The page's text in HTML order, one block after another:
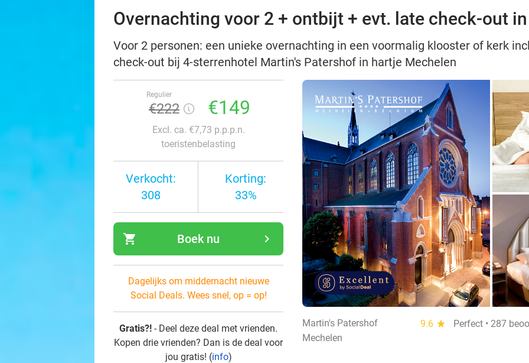
Overnachting voor 2 + ontbijt + evt. late check-out
Voor 2 personen: een unieke overnachting in een voormalig klooster of kerk
check-out bij 4-sterrenhotel Martin's Patershof in hartje Mechelen
Regulier
€222 €149
Excl. ca. €7,73 p.p.p.n.
toeristenbelasting
Verkocht:
308
Korting:
33%
shopping_cart navigate_next
Boek nu
Dagelijks om middernacht nieuwe
Social Deals. Wees snel, op = op!
Gratis?! - Deel deze deal met vrienden.
Kopen drie vrienden? Dan is de deal voor
jou gratis! (info)
Martin's Patershof 9.6 star
Perfect • 287
Mechelen